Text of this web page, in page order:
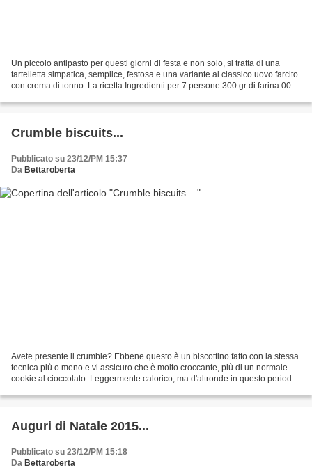
Un piccolo antipasto per questi giorni di festa e non solo, si tratta di una
tartelletta simpatica, semplice, festosa e una variante al classico uovo farcito
con crema di tonno. La ricetta Ingredienti per 7 persone 300 gr di farina 00 1
Crumble biscuits...
Pubblicato su 23/12/PM 15:37
Da Bettaroberta
Avete presente il crumble? Ebbene questo è un biscottino fatto con la stessa
tecnica più o meno e vi assicuro che è molto croccante, più di un normale
cookie al cioccolato. Leggermente calorico, ma d'altronde in questo periodo
Auguri di Natale 2015...
Pubblicato su 23/12/PM 15:18
Da Bettaroberta